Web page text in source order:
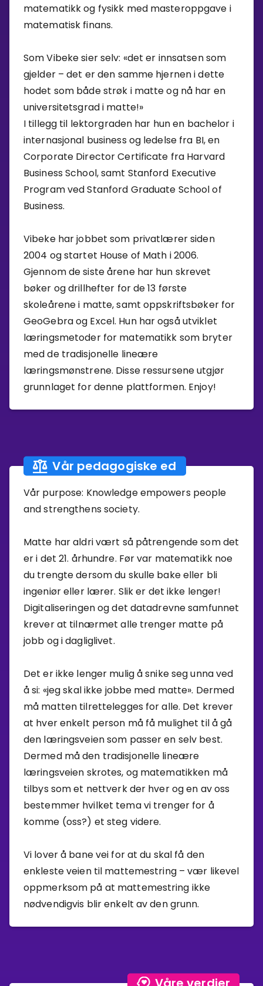
matematikk og fysikk med masteroppgave i
matematisk finans.
Som Vibeke sier selv: «det er innsatsen som
gjelder – det er den samme hjernen i dette
hodet som både strøk i matte og nå har en
universitetsgrad i matte!»
I tillegg til lektorgraden har hun en bachelor i
internasjonal business og ledelse fra BI, en
Corporate Director Certificate fra Harvard
Business School, samt Stanford Executive
Program ved Stanford Graduate School of
Business.
Vibeke har jobbet som privatlærer siden
2004 og startet House of Math i 2006.
Gjennom de siste årene har hun skrevet
bøker og drillhefter for de 13 første
skoleårene i matte, samt oppskriftsbøker for
GeoGebra og Excel. Hun har også utviklet
læringsmetoder for matematikk som bryter
med de tradisjonelle lineære
læringsmønstrene. Disse ressursene utgjør
grunnlaget for denne plattformen. Enjoy!
Vår pedagogiske ed
Vår purpose: Knowledge empowers people
and strengthens society.
Matte har aldri vært så påtrengende som det
er i det 21. århundre. Før var matematikk noe
du trengte dersom du skulle bake eller bli
ingeniør eller lærer. Slik er det ikke lenger!
Digitaliseringen og det datadrevne samfunnet
krever at tilnærmet alle trenger matte på
jobb og i dagliglivet.
Det er ikke lenger mulig å snike seg unna ved
å si: «jeg skal ikke jobbe med matte». Dermed
må matten tilrettelegges for alle. Det krever
at hver enkelt person må få mulighet til å gå
den læringsveien som passer en selv best.
Dermed må den tradisjonelle lineære
læringsveien skrotes, og matematikken må
tilbys som et nettverk der hver og en av oss
bestemmer hvilket tema vi trenger for å
komme (oss?) et steg videre.
Vi lover å bane vei for at du skal få den
enkleste veien til mattemestring – vær likevel
oppmerksom på at mattemestring ikke
nødvendigvis blir enkelt av den grunn.